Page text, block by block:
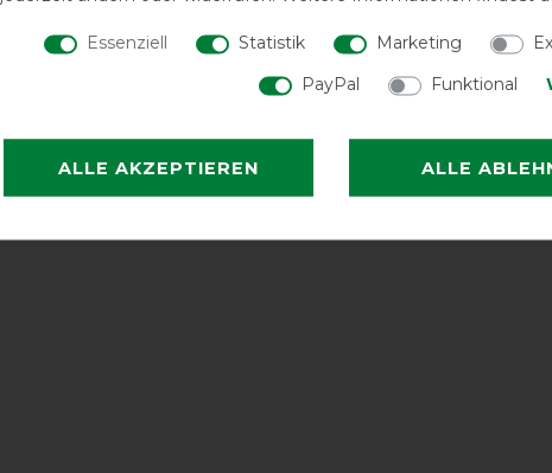
Essenziell Statistik Marketing
PayPal
Funktional
ALLE AKZEPTIEREN ALLE